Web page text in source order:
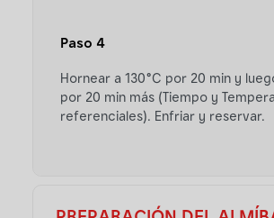
Paso 4
Hornear a 130°C por 20 min y
por 20 min más (Tiempo y
referenciales). Enfriar y reservar.